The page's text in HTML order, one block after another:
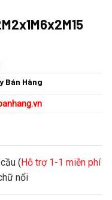
Bán Hàng
(Hỗ trợ 1-1 miễn phí
nổi